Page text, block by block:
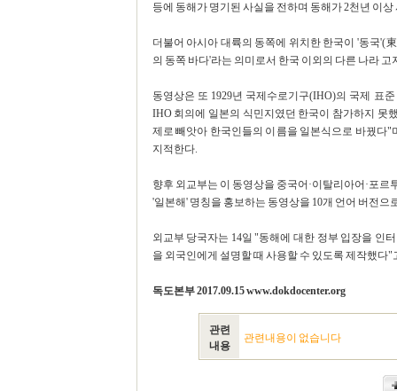
등에 동해가 명기된 사실을 전하며 동해가 2천년 이
더불어 아시아 대륙의 동쪽에 위치한 한국이 '동국'(
의 동쪽 바다'라는 의미로서 한국 이외의 다른 나라
동영상은 또 1929년 국제수로기구(IHO)의 국제 표
IHO 회의에 일본의 식민지였던 한국이 참가하지 못
제로 빼앗아 한국인들의 이름을 일본식으로 바꿨다
지적한다.
향후 외교부는 이 동영상을 중국어·이탈리아어·포
'일본해' 명칭을 홍보하는 동영상을 10개 언어 버전으
외교부 당국자는 14일 "동해에 대한 정부 입장을 인
을 외국인에게 설명할 때 사용할 수 있도록 제작했다"
독도본부 2017.09.15 www.dokdocenter.org
관련
내용
관련내용이 없습니다